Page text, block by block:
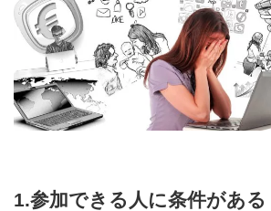
1.参加できる人に条件がある